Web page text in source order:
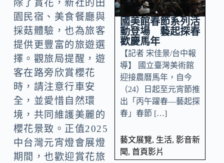
除了賞花，新社的田
園民宿、美食餐廳與
採菇體驗，也為旅客
提供更豐富的旅遊選
擇。觀旅局提醒，遊
客在路旁欣賞櫻花
時，請注意行車安
全，並愛惜自然環
境，共同維護美麗的
櫻花景致。正值2025
中台灣元宵燈會展燈
期間，也歡迎賞花旅
國美館春節系列活
動登場 藝起探春
歡慶馬年
【記者 宋佳景/台中報
導】 國立臺灣美術館
迎接農曆馬年，自今
（24）日起至元宵節推
出「丙午躍春—藝起探
春」春節 […]
藝文展覽, 生活, 影音新
聞, 首頁影片